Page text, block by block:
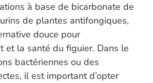
à base de bicarbonate de
de plantes antifongiques,
douce pour
et la santé du figuier. Dans le
bactériennes ou des
il est important d’opter